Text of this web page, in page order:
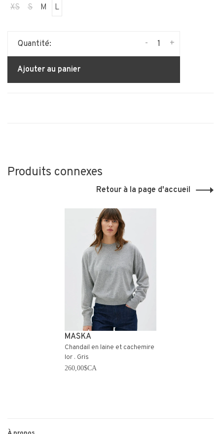
XS S M L
Quantité: +
-
Ajouter au panier
Produits connexes
Retour à la page d'accueil
MASKA
Chandail en laine et cachemire
Ior . Gris
260,00$CA